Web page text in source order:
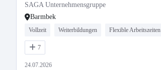
SAGA Unternehmensgruppe
Barmbek
Vollzeit Weiterbildungen Flexible Arbeitszeiten
7
24.07.2026